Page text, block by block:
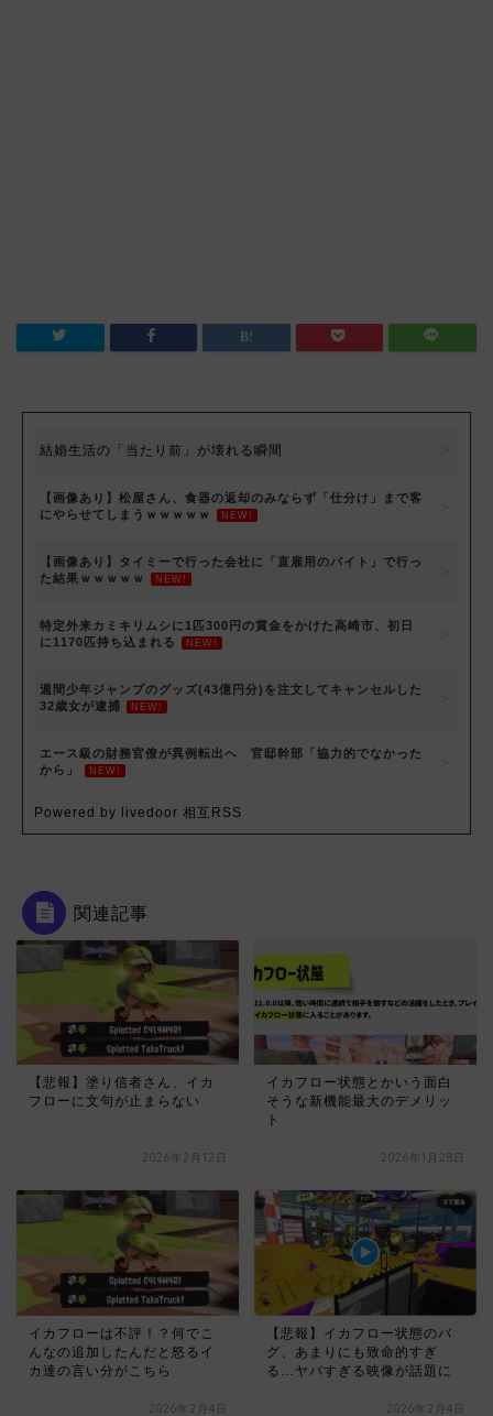
結婚生活の「当たり前」が壊れる瞬間
【画像あり】松屋さん、食器の返却のみならず「仕分け」まで客
にやらせてしまうｗｗｗｗｗ
NEW!
【画像あり】タイミーで行った会社に「直雇用のバイト」で行っ
た結果ｗｗｗｗｗ
NEW!
特定外来カミキリムシに1匹300円の賞金をかけた高崎市、初日
に1170匹持ち込まれる
NEW!
週間少年ジャンプのグッズ(43億円分)を注文してキャンセルした
32歳女が逮捕
NEW!
エース級の財務官僚が異例転出へ 官邸幹部「協力的でなかった
から」
NEW!
Powered by livedoor 相互RSS
関連記事
【悲報】塗り信者さん、イカ
フローに文句が止まらない
2026年2月12日
イカフロー状態とかいう面白
そうな新機能最大のデメリッ
ト
2026年1月28日
イカフローは不評！？何でこ
んなの追加したんだと怒るイ
カ達の言い分がこちら
2026年2月4日
【悲報】イカフロー状態のバ
グ、あまりにも致命的すぎ
る…ヤバすぎる映像が話題に
2026年2月4日